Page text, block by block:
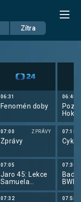
Zítra
06:31
Fenomén doby
07:00 ZPRÁVY
Zprávy
07:05
Jaro 45: Lekce
Samuela
Fullera
07:32
06:45
07:15
07:30
BWF
Tour
07:55